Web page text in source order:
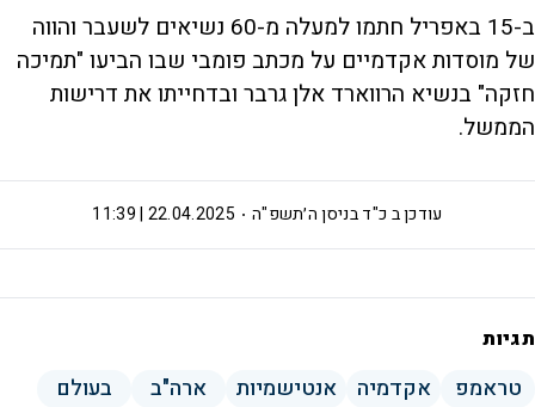
ב-15 באפריל חתמו למעלה מ-60 נשיאים לשעבר והווה
של מוסדות אקדמיים על מכתב פומבי שבו הביעו "תמיכה
חזקה" בנשיא הרווארד אלן גרבר ובדחייתו את דרישות
הממשל.
כ"ד בניסן ה׳תשפ"ה 22.04.2025 | 11:39 עודכן ב
תגיות
טראמפ אקדמיה אנטישמיות ארה"ב בעולם